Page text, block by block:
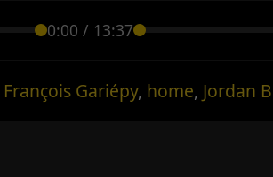
0:00 / 13:37
François Gariépy, home, Jordan